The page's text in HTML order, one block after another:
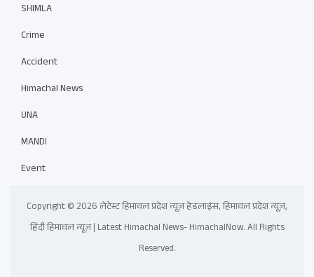
SHIMLA
Crime
Accident
Himachal News
UNA
MANDI
Event
Copyright © 2026 लेटेस्ट हिमाचल प्रदेश न्यूज़ हेडलाइंस, हिमाचल प्रदेश न्यूज़,
हिंदी हिमाचल न्यूज़ | Latest Himachal News- HimachalNow. All Rights
Reserved.